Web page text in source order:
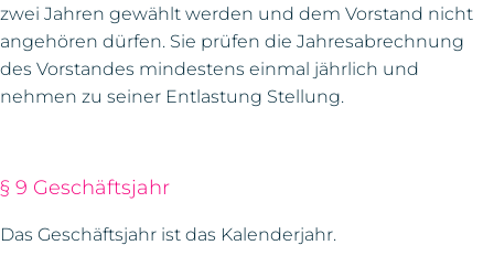
zwei Jahren gewählt werden und dem Vorstand nicht
angehören dürfen. Sie prüfen die Jahresabrechnung
des Vorstandes mindestens einmal jährlich und
nehmen zu seiner Entlastung Stellung.
§ 9 Geschäftsjahr
Das Geschäftsjahr ist das Kalenderjahr.